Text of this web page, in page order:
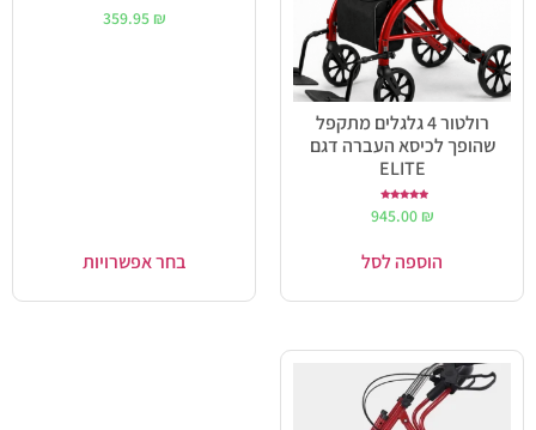
רולטור 4 גלגלים מתקפל
שהופך לכיסא העברה דגם
ELITE
5.00
945.00 ₪
הוספה לסל
359.95 ₪
בחר אפשרויות